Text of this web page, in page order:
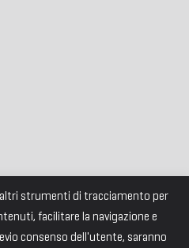
strumenti di tracciamento per
facilitare la navigazione e
consenso dell'utente, saranno